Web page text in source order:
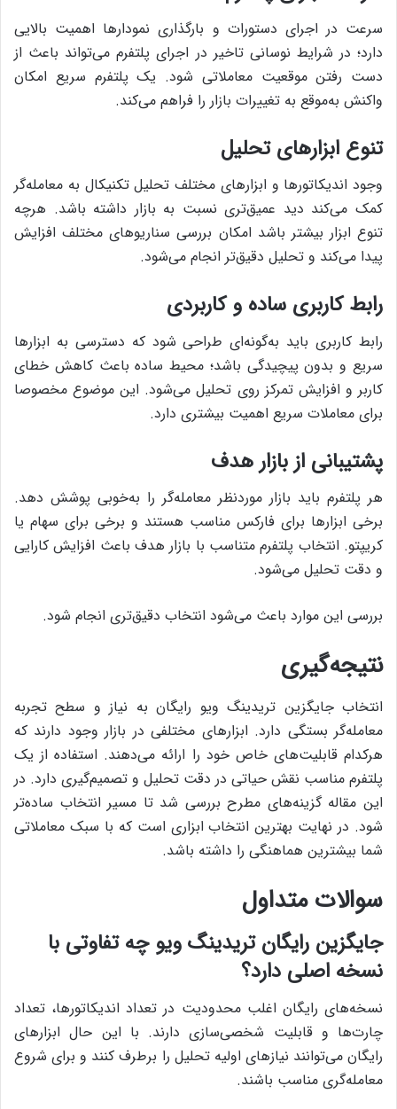
سرعت در اجرای دستورات و بارگذاری نمودارها اهمیت بالایی
دارد؛ در شرایط نوسانی تاخیر در اجرای پلتفرم می‌تواند باعث از
دست رفتن موقعیت معاملاتی شود. یک پلتفرم سریع امکان
واکنش به‌موقع به تغییرات بازار را فراهم می‌کند.
تنوع ابزارهای تحلیل
وجود اندیکاتورها و ابزارهای مختلف تحلیل تکنیکال به معامله‌گر
کمک می‌کند دید عمیق‌تری نسبت به بازار داشته باشد. هرچه
تنوع ابزار بیشتر باشد امکان بررسی سناریوهای مختلف افزایش
پیدا می‌کند و تحلیل دقیق‌تر انجام می‌شود.
رابط کاربری ساده و کاربردی
رابط کاربری باید به‌گونه‌ای طراحی شود که دسترسی به ابزارها
سریع و بدون پیچیدگی باشد؛ محیط ساده باعث کاهش خطای
کاربر و افزایش تمرکز روی تحلیل می‌شود. این موضوع مخصوصا
برای معاملات سریع اهمیت بیشتری دارد.
پشتیبانی از بازار هدف
هر پلتفرم باید بازار موردنظر معامله‌گر را به‌خوبی پوشش دهد.
برخی ابزارها برای فارکس مناسب هستند و برخی برای سهام یا
کریپتو. انتخاب پلتفرم متناسب با بازار هدف باعث افزایش کارایی
و دقت تحلیل می‌شود.
بررسی این موارد باعث می‌شود انتخاب دقیق‌تری انجام شود.
نتیجه‌گیری
انتخاب جایگزین تریدینگ ویو رایگان به نیاز و سطح تجربه
معامله‌گر بستگی دارد. ابزارهای مختلفی در بازار وجود دارند که
هرکدام قابلیت‌های خاص خود را ارائه می‌دهند. استفاده از یک
پلتفرم مناسب نقش حیاتی در دقت تحلیل و تصمیم‌گیری دارد. در
این مقاله گزینه‌های مطرح بررسی شد تا مسیر انتخاب ساده‌تر
شود. در نهایت بهترین انتخاب ابزاری است که با سبک معاملاتی
شما بیشترین هماهنگی را داشته باشد.
سوالات متداول
جایگزین رایگان تریدینگ ویو چه تفاوتی با
نسخه اصلی دارد؟
نسخه‌های رایگان اغلب محدودیت در تعداد اندیکاتورها، تعداد
چارت‌ها و قابلیت شخصی‌سازی دارند. با این حال ابزارهای
رایگان می‌توانند نیازهای اولیه تحلیل را برطرف کنند و برای شروع
معامله‌گری مناسب باشند.